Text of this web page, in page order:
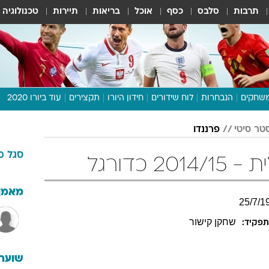
תרבות סלבס כסף אוכל בריאות תיירות טכנולוגיה
הנבחרות לוח שידורים חידון היורו תקצירים עוד ביורו 2020
תכנית היורו
דעות ופרשנויות
סיטי פרננדו
25/7/
תפקיד: שחקן קישור
סגל